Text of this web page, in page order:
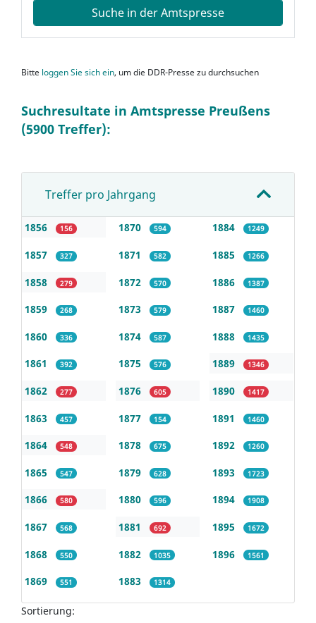
Suche in der Amtspresse
Bitte loggen Sie sich ein, um die DDR-Presse zu durchsuchen
Suchresultate in Amtspresse Preußens
(5900 Treffer):
Treffer pro Jahrgang
1856 156
1857 327
1858 279
1859 268
1860 336
1861 392
1862 277
1863 457
1864 548
1865 547
1866 580
1867 568
1868 550
1869 551
1870 594
1871 582
1872 570
1873 579
1874 587
1875 576
1876 605
1877 154
1878 675
1879 628
1880 596
1881 692
1882 1035
1883 1314
1884 1249
1885 1266
1886 1387
1887 1460
1888 1435
1889 1346
1890 1417
1891 1460
1892 1260
1893 1723
1894 1908
1895 1672
1896 1561
Sortierung: